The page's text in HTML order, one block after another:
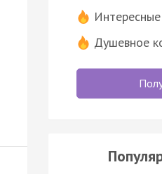
Душевное